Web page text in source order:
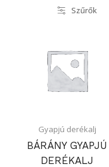
Szűrők
Gyapjú derékalj
BÁRÁNY GYAPJÚ
DERÉKALJ